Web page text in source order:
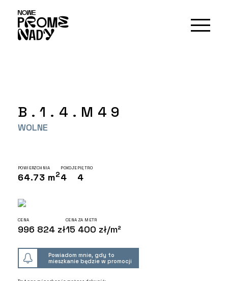
B.1.4.M49
WOLNE
POWIERZCHNIA
64.73 m2
POKOJE
4
PIĘTRO
4
CENA
996 824 zł
CENA ZA METR
15 400 zł/m²
Powiadom mnie, gdy to
mieszkanie będzie w promocji